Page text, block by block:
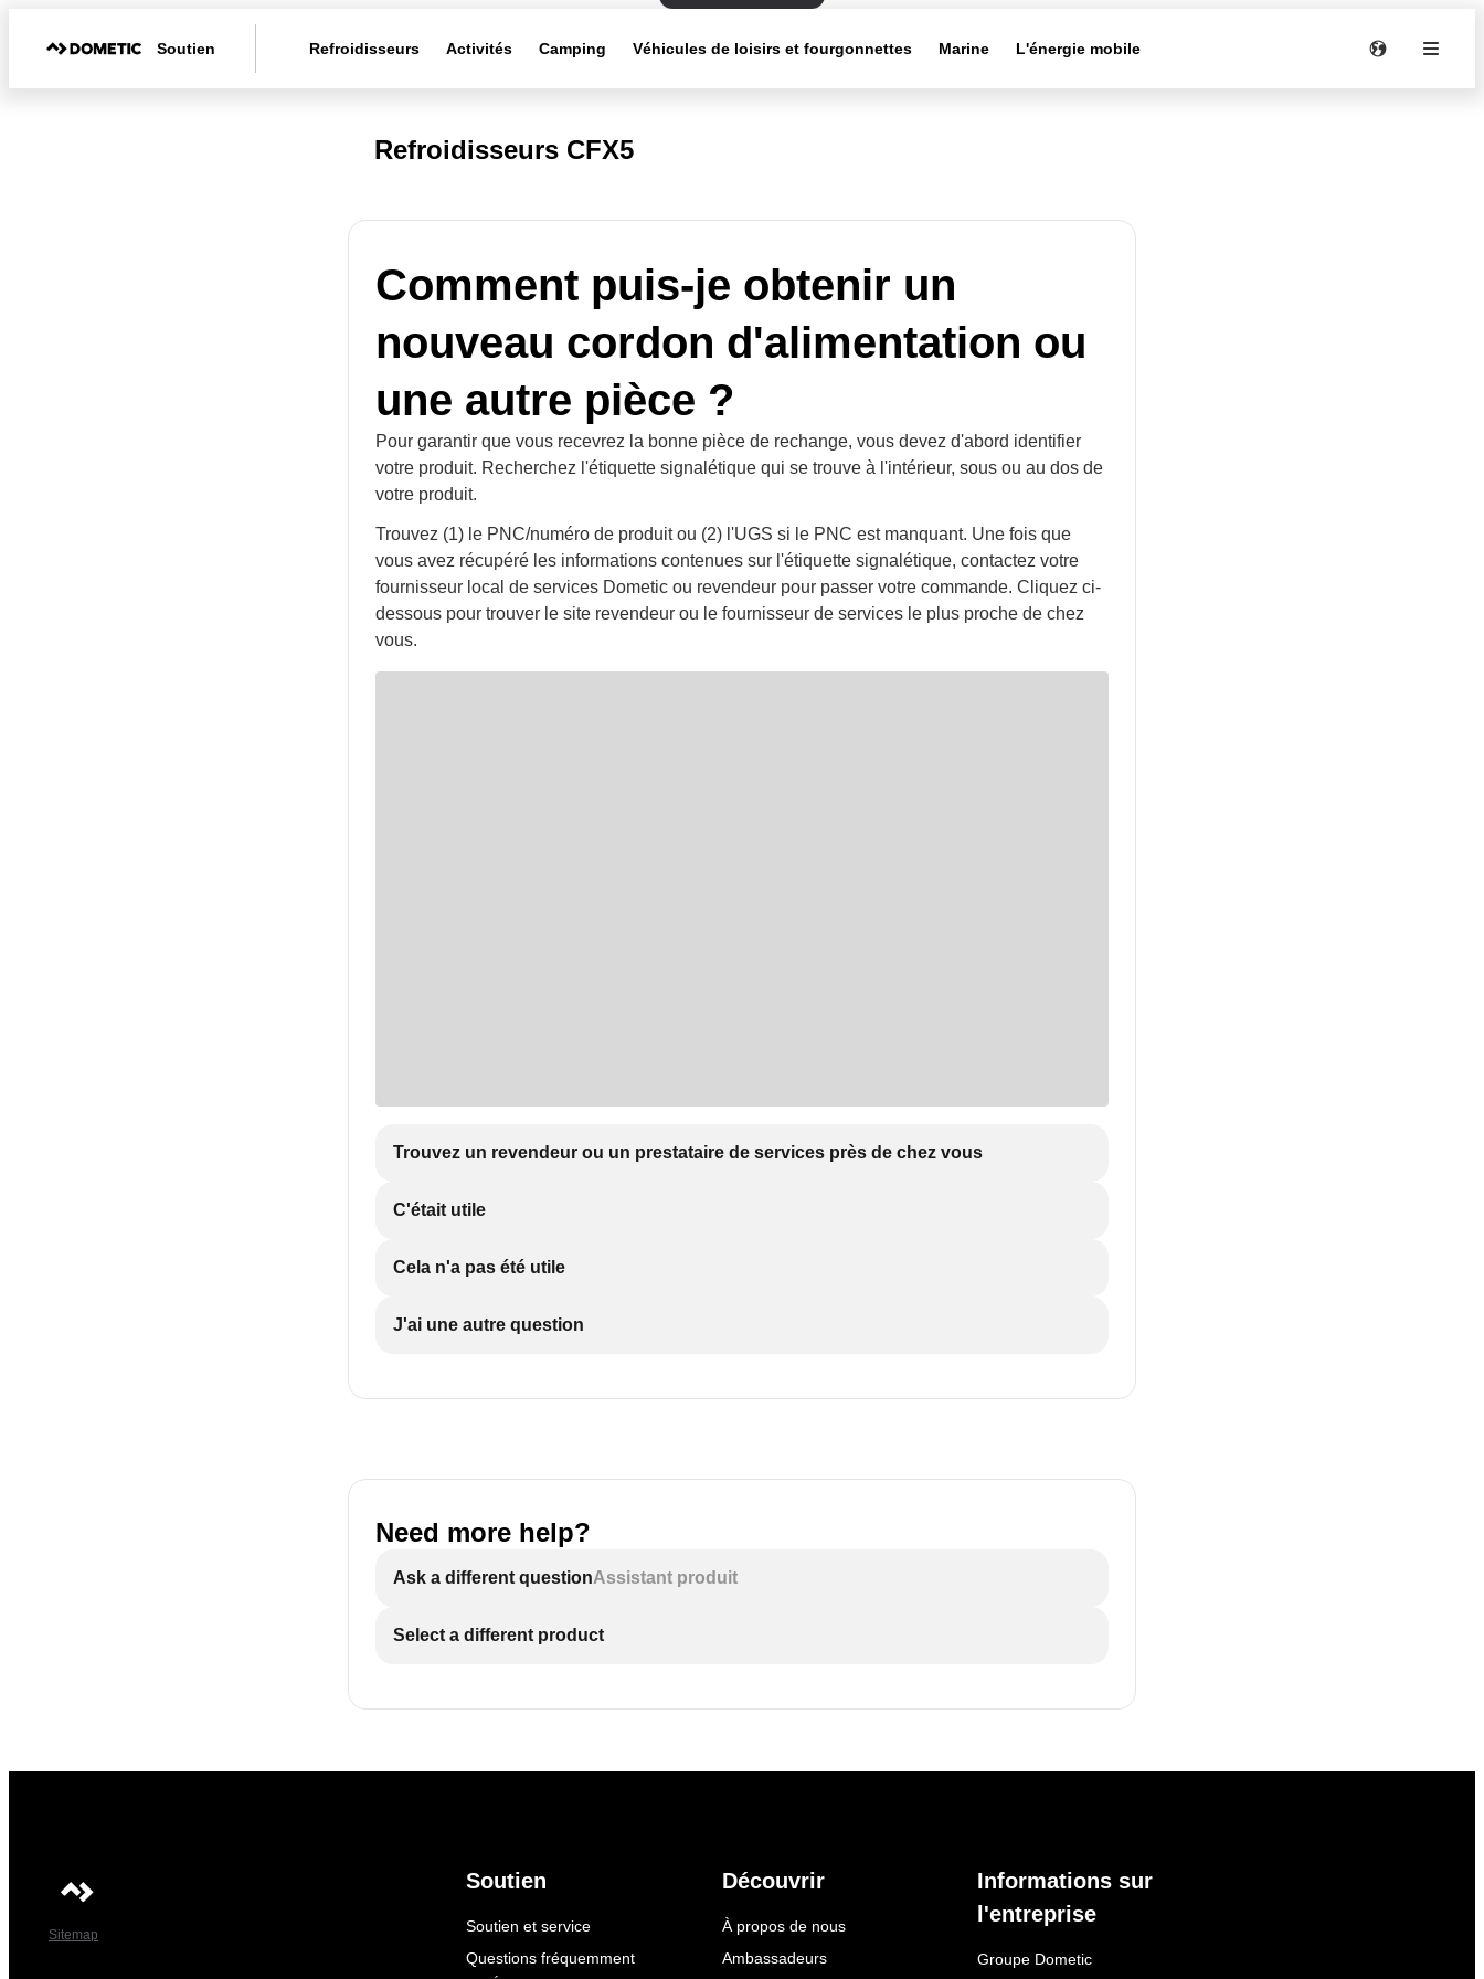
Soutien Refroidisseurs Activités Camping Véhicules de loisirs et fourgonnettes Marine L'énergie mobile
Refroidisseurs CFX5
Comment puis-je obtenir un
nouveau cordon d'alimentation ou
une autre pièce ?
Pour garantir que vous recevrez la bonne pièce de rechange, vous devez d'abord identifier
votre produit. Recherchez l'étiquette signalétique qui se trouve à l'intérieur, sous ou au dos de
votre produit.
Trouvez (1) le PNC/numéro de produit ou (2) l'UGS si le PNC est manquant. Une fois que
vous avez récupéré les informations contenues sur l'étiquette signalétique, contactez votre
fournisseur local de services Dometic ou revendeur pour passer votre commande. Cliquez ci-
dessous pour trouver le site revendeur ou le fournisseur de services le plus proche de chez
vous.
Trouvez un revendeur ou un prestataire de services près de chez vous
C'était utile
Cela n'a pas été utile
J'ai une autre question
Need more help?
Ask a different questionAssistant produit
Select a different product
Sitemap
Soutien
Soutien et service
Questions fréquemment
Découvrir
À propos de nous
Ambassadeurs
Informations sur
l'entreprise
Groupe Dometic